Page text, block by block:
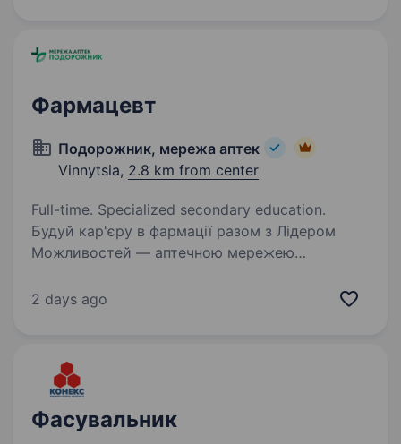
Фармацевт
Подорожник, мережа аптек
Vinnytsia, 2.8 km from center
Full-time. Specialized secondary education.
Будуй кар'єру в фармації разом з Лідером
Можливостей — аптечною мережею
«Подорожник» — це найбільша мережа аптек
2 days ago
Фасувальник